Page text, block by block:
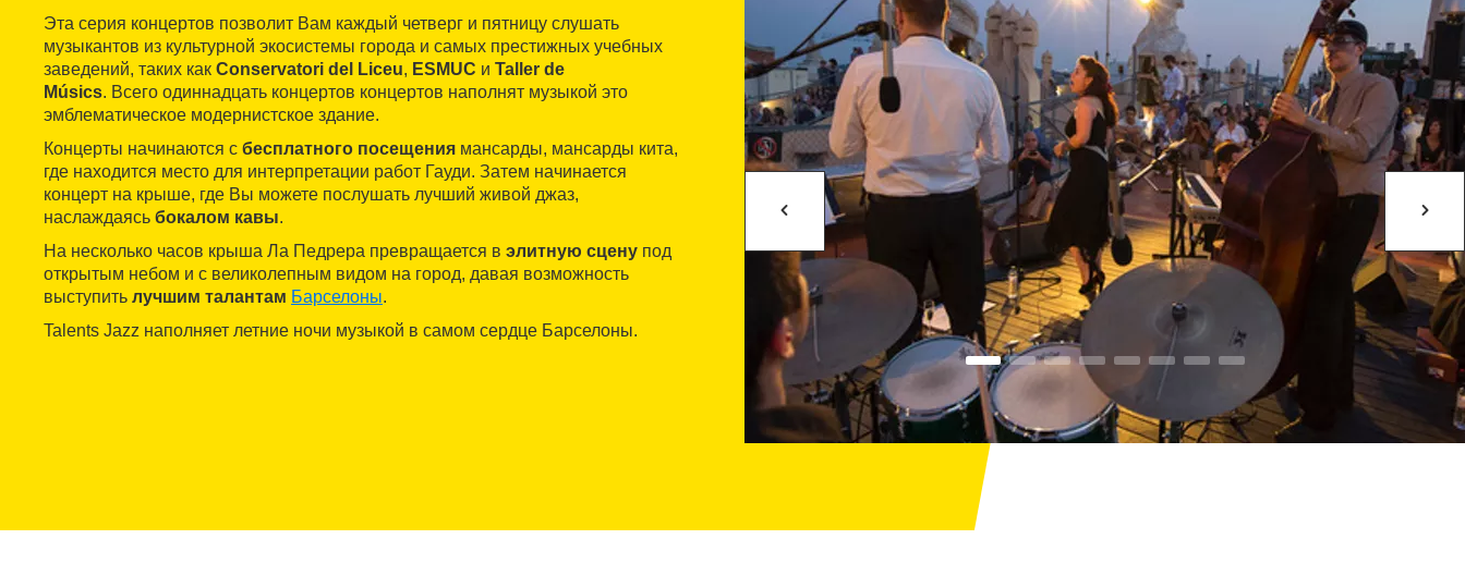
Эта серия концертов позволит Вам каждый четверг и пятницу слушать
музыкантов из культурной экосистемы города и самых престижных учебных
заведений, таких как Conservatori del Liceu, ESMUC и Taller de
Músics. Всего одиннадцать концертов концертов наполнят музыкой это
эмблематическое модернистское здание.
Концерты начинаются с бесплатного посещения мансарды, мансарды кита,
где находится место для интерпретации работ Гауди. Затем начинается
концерт на крыше, где Вы можете послушать лучший живой джаз,
наслаждаясь бокалом кавы.
На несколько часов крыша Ла Педрера превращается в элитную сцену под
открытым небом и с великолепным видом на город, давая возможность
выступить лучшим талантам Барселоны.
Talents Jazz наполняет летние ночи музыкой в самом сердце Барселоны.